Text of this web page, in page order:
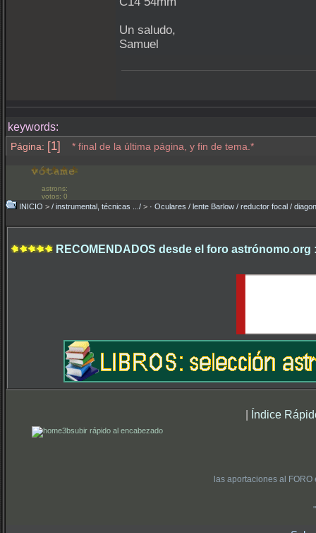
Un saludo,
Samuel
keywords:
Página: [1] * final de la última página, y fin de tema.*
astrons:
votos: 0
INICIO > / instrumental, técnicas .../ > · Oculares / lente Barlow / reductor focal /
RECOMENDADOS desde el foro astrónomo.org
| Índice
subir rápido al encabezado
las aportaciones al